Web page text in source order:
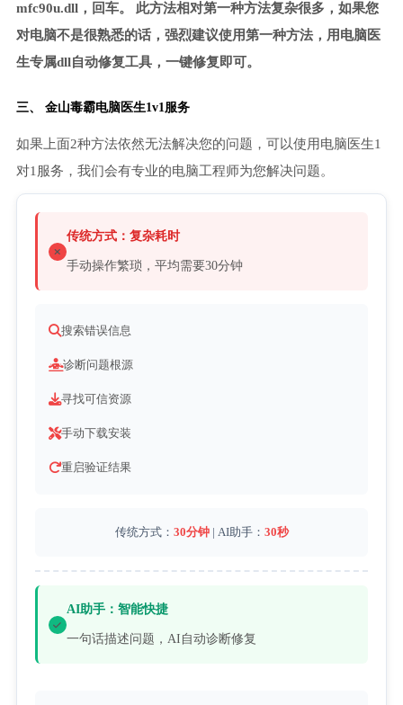
mfc90u.dll，回车。 此方法相对第一种方法复杂很多，如果您
对电脑不是很熟悉的话，强烈建议使用第一种方法，用电脑医
生专属dll自动修复工具，一键修复即可。
三、 金山毒霸电脑医生1v1服务
如果上面2种方法依然无法解决您的问题，可以使用电脑医生1
对1服务，我们会有专业的电脑工程师为您解决问题。
传统方式：复杂耗时
手动操作繁琐，平均需要30分钟
搜索错误信息
诊断问题根源
寻找可信资源
手动下载安装
重启验证结果
传统方式： 30分钟| AI助手： 30秒
AI助手：智能快捷
一句话描述问题，AI自动诊断修复